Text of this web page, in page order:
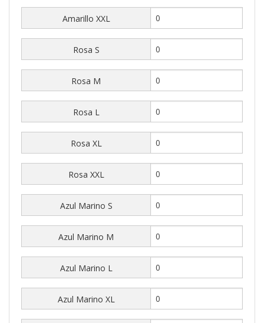
Amarillo XXL
Rosa S
Rosa M
Rosa L
Rosa XL
Rosa XXL
Azul Marino S
Azul Marino M
Azul Marino L
Azul Marino XL